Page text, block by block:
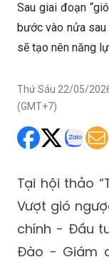
Sau giai đoạn
bước vào nửa
sẽ tạo nên năng
Thứ Sáu 22/05/
(GMT+7)
Tại hội thảo
Vượt gió
chính - Đầu
Đào - Giám